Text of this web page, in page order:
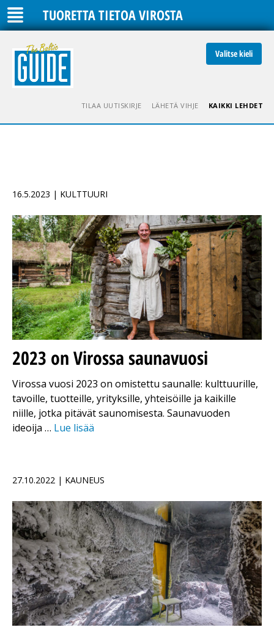
TUORETTA TIETOA VIROSTA
Valitse kieli
TILAA UUTISKIRJE LÄHETÄ VIHJE KAIKKI LEHDET
16.5.2023 | KULTTUURI
2023 on Virossa saunavuosi
Virossa vuosi 2023 on omistettu saunalle: kulttuurille,
tavoille, tuotteille, yrityksille, yhteisöille ja kaikille
niille, jotka pitävät saunomisesta. Saunavuoden
ideoija … Lue lisää
27.10.2022 | KAUNEUS